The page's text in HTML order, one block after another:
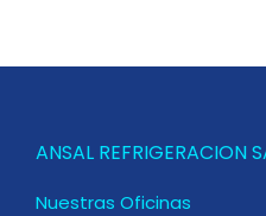
ANSAL REFRIGERACION
Nuestras Oficinas